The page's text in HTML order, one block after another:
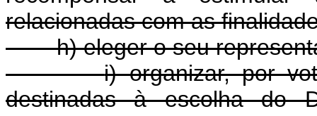
relacionadas com as
h) eleger o seu
i) organizar, por
destinadas à escolha do